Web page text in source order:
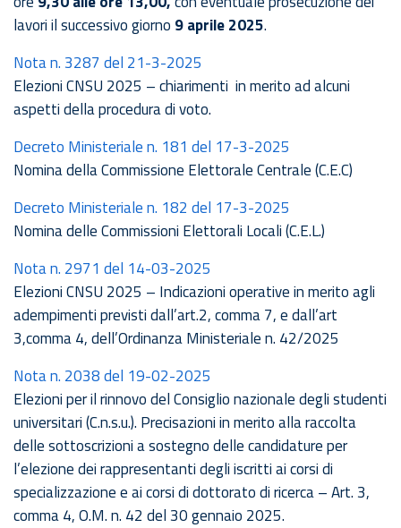
lavori il successivo giorno 9 aprile 2025.
Nota n. 3287 del 21-3-2025
Elezioni CNSU 2025 – chiarimenti in merito ad alcuni
aspetti della procedura di voto.
Decreto Ministeriale n. 181 del 17-3-2025
Nomina della Commissione Elettorale Centrale (C.E.C)
Decreto Ministeriale n. 182 del 17-3-2025
Nomina delle Commissioni Elettorali Locali (C.E.L.)
Nota n. 2971 del 14-03-2025
Elezioni CNSU 2025 – Indicazioni operative in merito agli
adempimenti previsti dall’art.2, comma 7, e dall’art
3,comma 4, dell’Ordinanza Ministeriale n. 42/2025
Nota n. 2038 del 19-02-2025
Elezioni per il rinnovo del Consiglio nazionale degli studenti
universitari (C.n.s.u.). Precisazioni in merito alla raccolta
delle sottoscrizioni a sostegno delle candidature per
l’elezione dei rappresentanti degli iscritti ai corsi di
specializzazione e ai corsi di dottorato di ricerca – Art. 3,
comma 4, O.M. n. 42 del 30 gennaio 2025.